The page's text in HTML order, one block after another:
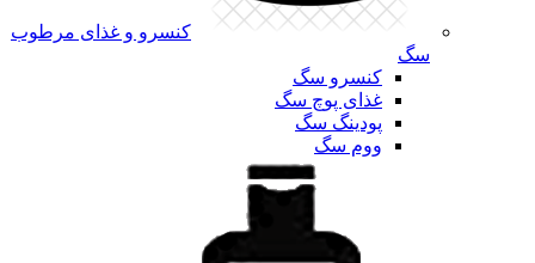
کنسرو و غذای مرطوب
سگ
کنسرو سگ
غذای پوچ سگ
پودینگ سگ
ووم سگ